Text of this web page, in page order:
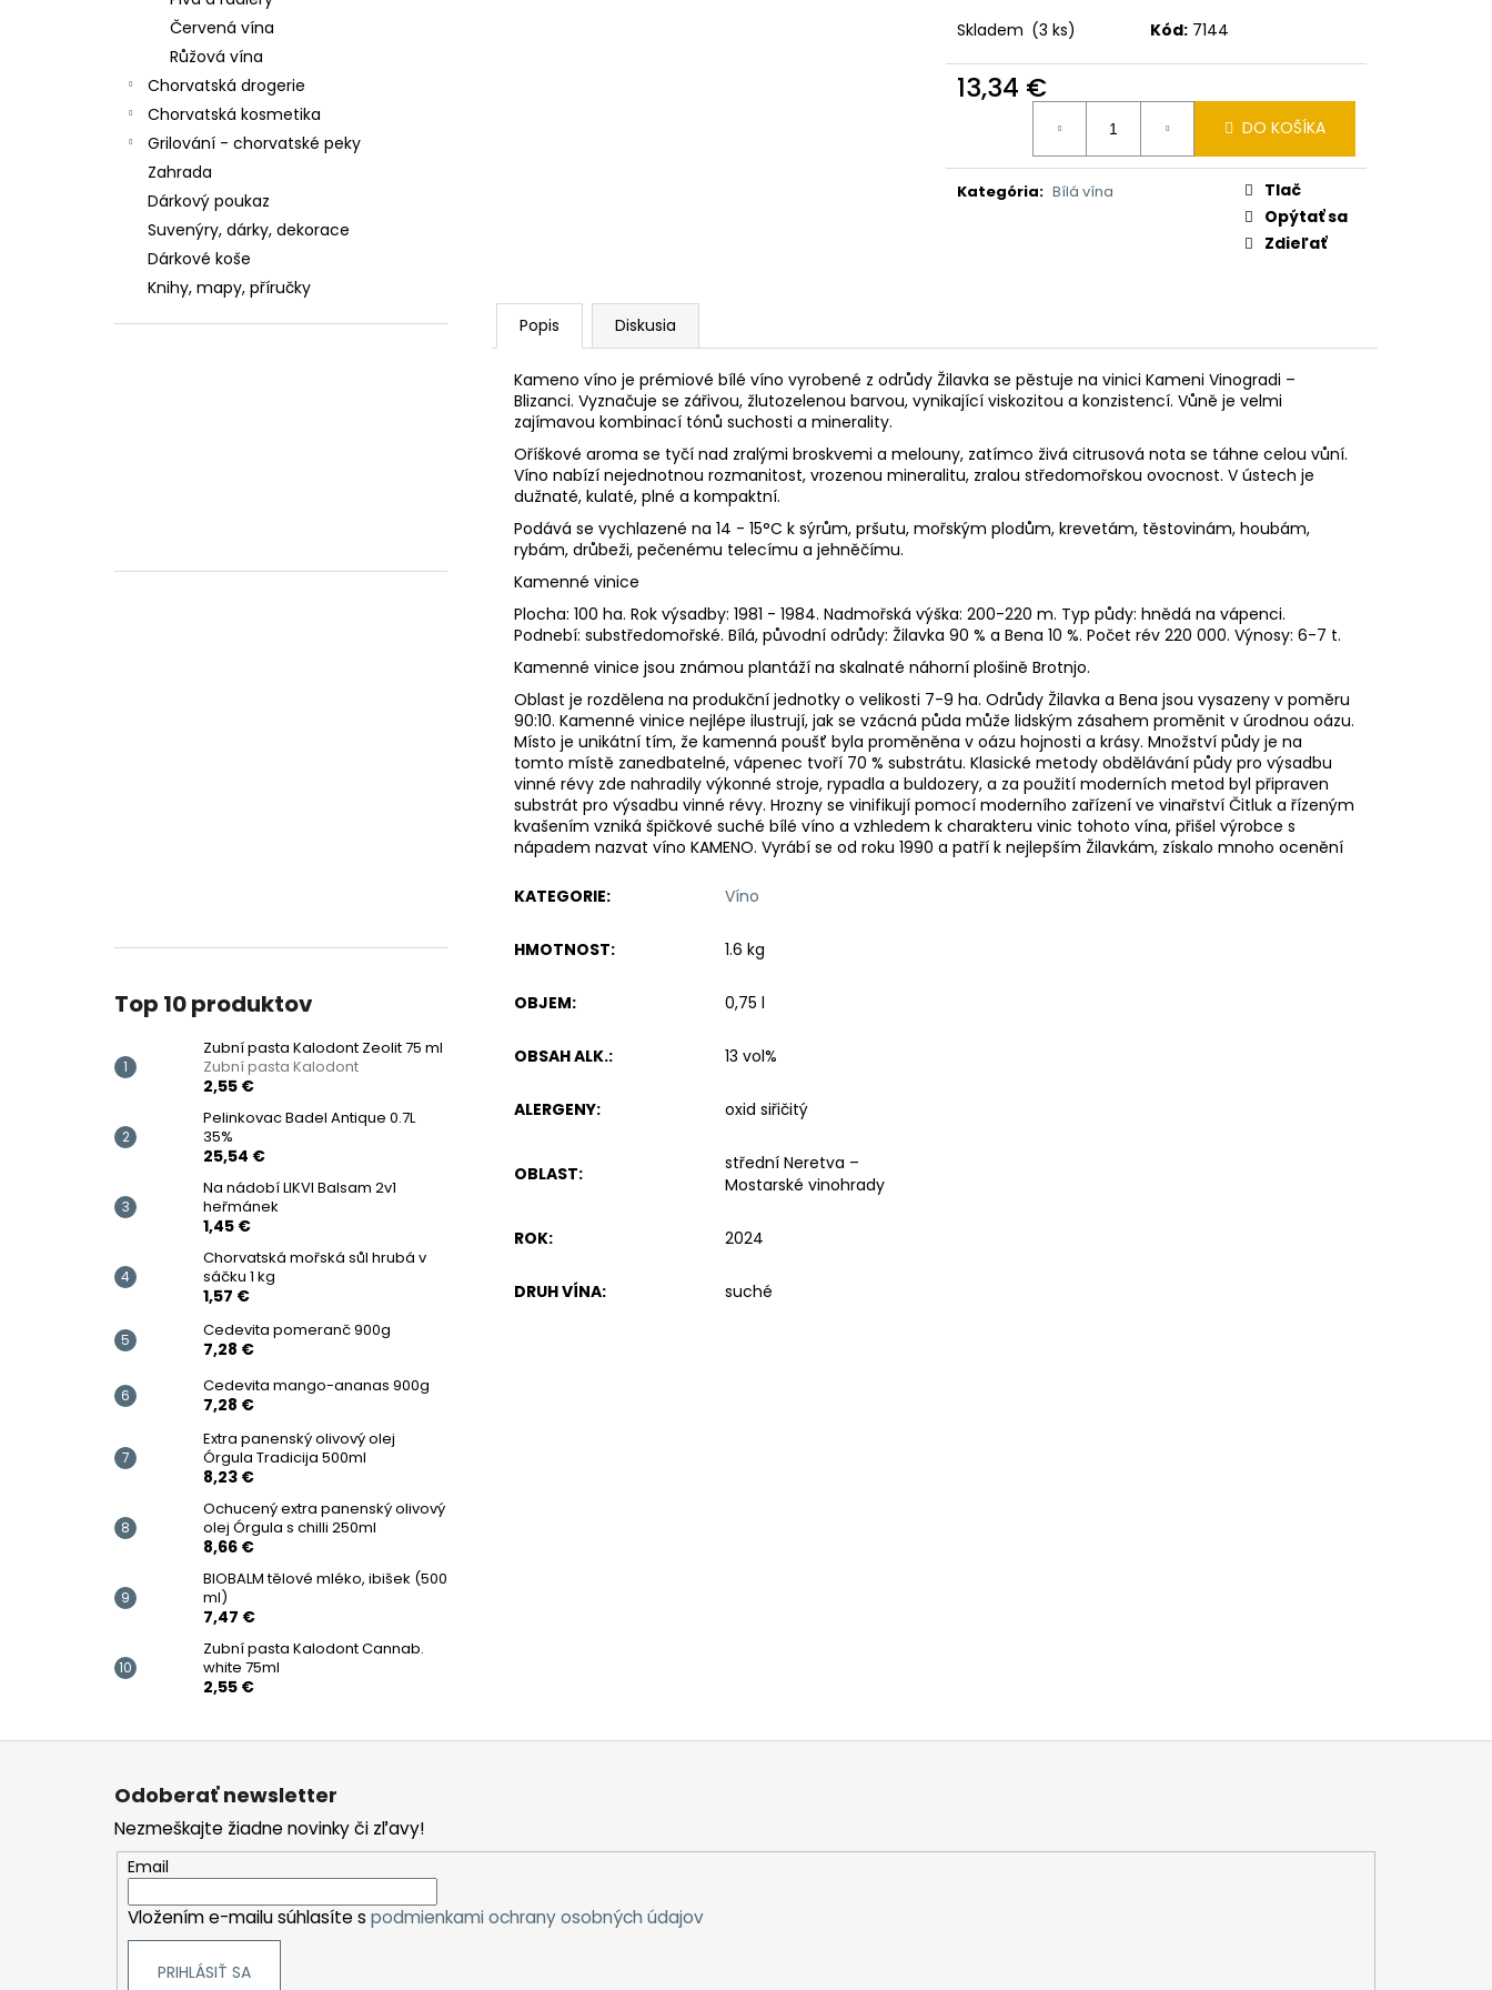
Červená vína
Růžová vína
Chorvatská drogerie
Chorvatská kosmetika
Grilování - chorvatské peky
Zahrada
Dárkový poukaz
Suvenýry, dárky, dekorace
Dárkové koše
Knihy, mapy, příručky
Top 10 produktov
Zubní pasta Kalodont Zeolit ​​75 ml
Zubní pasta Kalodont
2,55 €
Pelinkovac Badel Antique 0.7L
35%
25,54 €
Na nádobí LIKVI Balsam 2v1
heřmánek
1,45 €
Chorvatská mořská sůl hrubá v
sáčku 1 kg
1,57 €
Cedevita pomeranč 900g
7,28 €
Cedevita mango-ananas 900g
7,28 €
Extra panenský olivový olej
Órgula Tradicija 500ml
8,23 €
Ochucený extra panenský olivový
olej Órgula s chilli 250ml
8,66 €
BIOBALM tělové mléko, ibišek (500
ml)
7,47 €
Zubní pasta Kalodont Cannab.
white 75ml
2,55 €
Skladem (3 ks) Kód: 7144
13,34 €
Jednotková
DO KOŠÍKA
Kategória: Bílá vína
Tlač
Opýtať sa
Zdieľať
Popis Diskusia
Kameno víno je prémiové bílé víno vyrobené z odrůdy Žilavka se pěstuje na vinici Kameni Vinogradi –
Blizanci. Vyznačuje se zářivou, žlutozelenou barvou, vynikající viskozitou a konzistencí. Vůně je velmi
zajímavou kombinací tónů suchosti a minerality.
Oříškové aroma se tyčí nad zralými broskvemi a melouny, zatímco živá citrusová nota se táhne celou vůní.
Víno nabízí nejednotnou rozmanitost, vrozenou mineralitu, zralou středomořskou ovocnost. V ústech je
dužnaté, kulaté, plné a kompaktní.
Podává se vychlazené na 14 - 15°C k sýrům, pršutu, mořským plodům, krevetám, těstovinám, houbám,
rybám, drůbeži, pečenému telecímu a jehněčímu.
Kamenné vinice
Plocha: 100 ha. Rok výsadby: 1981 - 1984. Nadmořská výška: 200-220 m. Typ půdy: hnědá na vápenci.
Podnebí: substředomořské. Bílá, původní odrůdy: Žilavka 90 % a Bena 10 %. Počet rév 220 000. Výnosy: 6-7 t.
Kamenné vinice jsou známou plantáží na skalnaté náhorní plošině Brotnjo.
Oblast je rozdělena na produkční jednotky o velikosti 7-9 ha. Odrůdy Žilavka a Bena jsou vysazeny v poměru
90:10. Kamenné vinice nejlépe ilustrují, jak se vzácná půda může lidským zásahem proměnit v úrodnou oázu.
Místo je unikátní tím, že kamenná poušť byla proměněna v oázu hojnosti a krásy. Množství půdy je na
tomto místě zanedbatelné, vápenec tvoří 70 % substrátu. Klasické metody obdělávání půdy pro výsadbu
vinné révy zde nahradily výkonné stroje, rypadla a buldozery, a za použití moderních metod byl připraven
substrát pro výsadbu vinné révy. Hrozny se vinifikují pomocí moderního zařízení ve vinařství Čitluk a řízeným
kvašením vzniká špičkové suché bílé víno a vzhledem k charakteru vinic tohoto vína, přišel výrobce s
nápadem nazvat víno KAMENO. Vyrábí se od roku 1990 a patří k nejlepším Žilavkám, získalo mnoho ocenění
KATEGORIE: Víno
HMOTNOST: 1.6 kg
OBJEM: 0,75 l
OBSAH ALK.: 13 vol%
ALERGENY: oxid siřičitý
OBLAST:
střední Neretva –
Mostarské vinohrady
ROK: 2024
DRUH VÍNA: suché
ZUBNÍ PASTA KALODONT ZEOLIT ​​75 ML
ZUBNÍ PASTA KALODONT
2,55 €
NA NÁDOBÍ LIKVI BALSAM 2V1 HEŘMÁNEK
Z
Odoberať newsletter
Nezmeškajte žiadne novinky či zľavy!
Email
Vložením e-mailu súhlasíte s podmienkami ochrany osobných údajov
PRIHLÁSIŤ SA